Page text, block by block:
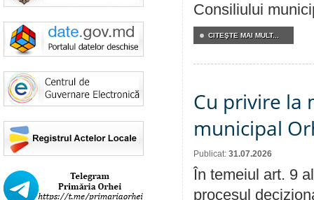
Consiliului
CITEŞTE MAI MULT...
Cu privire la
municipal
Publicat: 31.07.2026
În temeiul art. 9
procesul